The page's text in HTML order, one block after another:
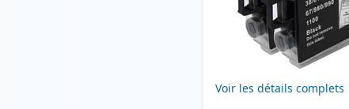
Voir les détails complets